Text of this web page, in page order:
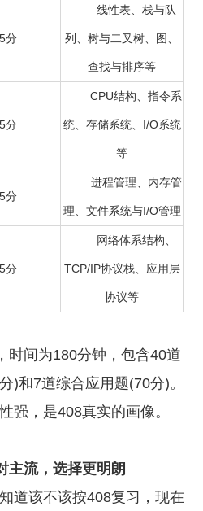
分
线性表、栈与队
列、树与二叉树、图、
查找与排序等
分
CPU结构、指令系
统、存储系统、I/O系统
等
分
进程管理、内存管
理、文件系统与I/O管理
分
网络体系结构、
TCP/IP协议栈、应用层
协议等
时间为180分钟，包含40道
)和7道综合应用题(70分)。
强，是408真实的画像。
主流，选择更明朗
道该不该按408复习，现在